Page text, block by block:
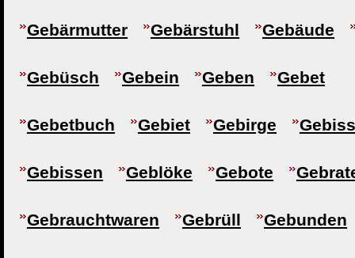
Gebärmutter Gebärstuhl Gebäude
Gebüsch Gebein Geben Gebet
Gebetbuch Gebiet Gebirge Gebiss
Gebissen Geblöke Gebote
Gebrauchtwaren Gebrüll Gebunden